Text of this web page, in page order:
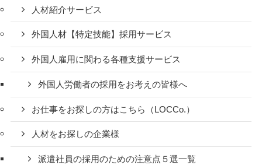
人材紹介サービス
外国人材【特定技能】採用サービス
外国人雇用に関わる各種支援サービス
外国人労働者の採用をお考えの皆様へ
お仕事をお探しの方はこちら（LOCCo.）
人材をお探しの企業様
派遣社員の採用のための注意点５選一覧